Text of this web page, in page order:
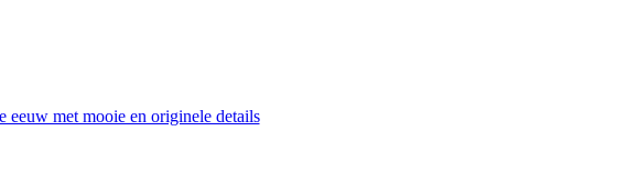
eeuw met mooie en originele details